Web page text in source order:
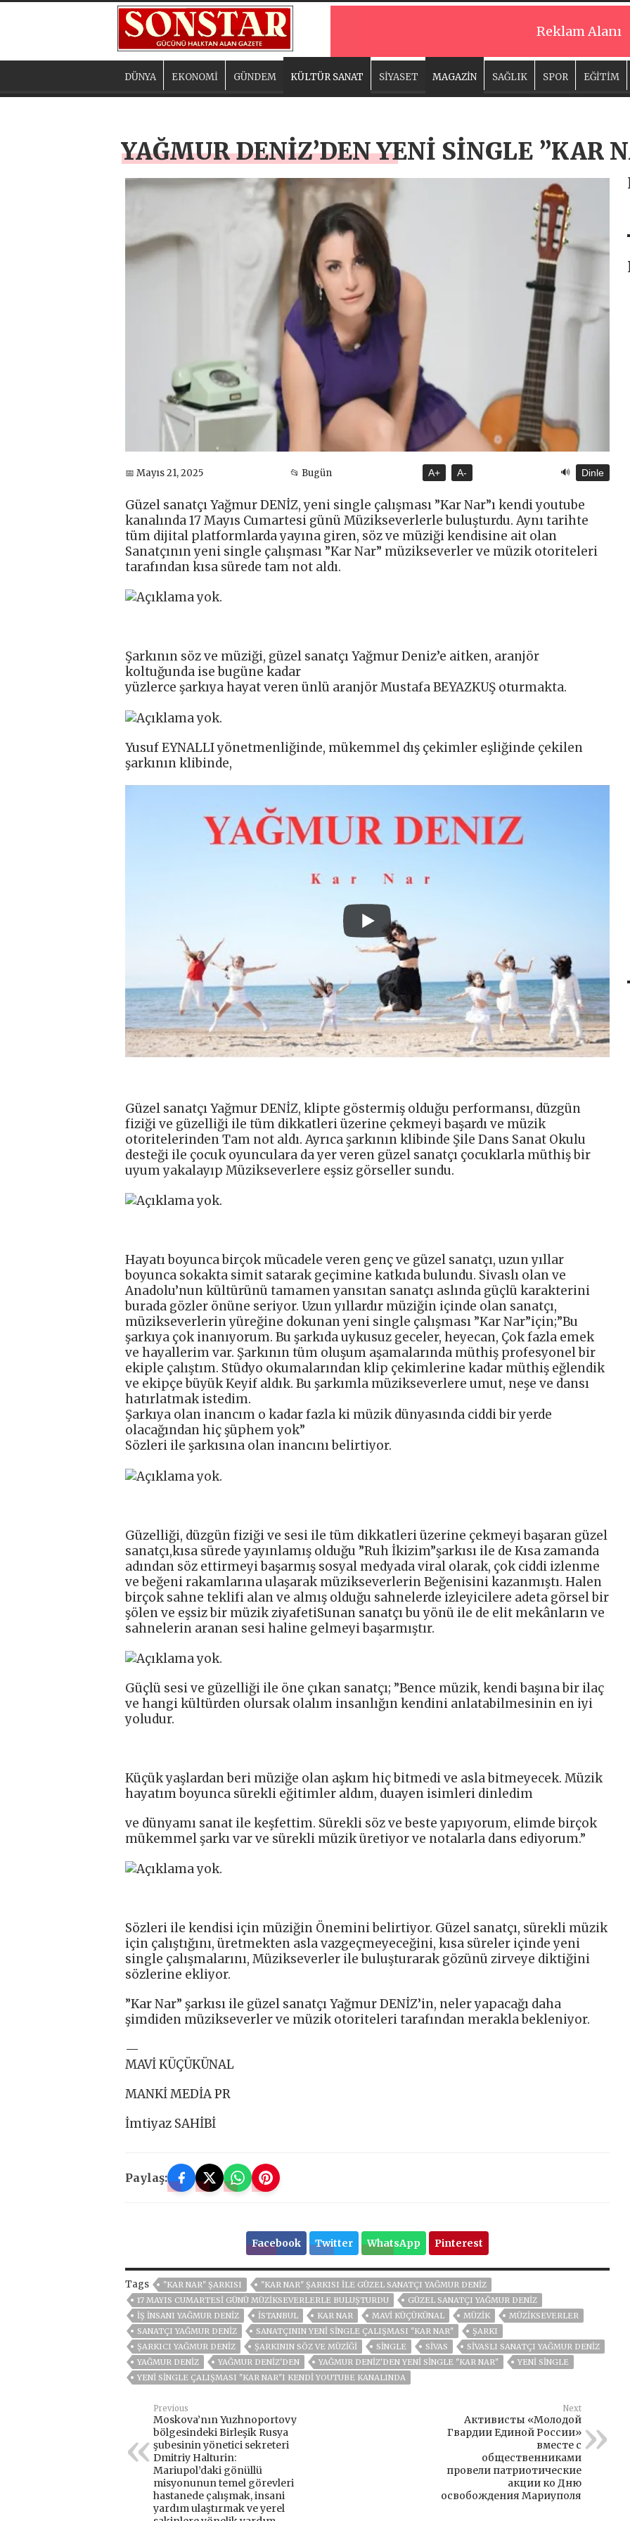
Reklam Alanı
DÜNYA EKONOMİ GÜNDEM KÜLTÜR SANAT SİYASET MAGAZİN SAĞLIK SPOR EĞİTİM
YAĞMUR DENİZ’DEN YENİ SİNGLE ”KAR
📅 Mayıs 21, 2025 📂 Bugün A+ A- 🔊 Dinle
Güzel sanatçı Yağmur DENİZ, yeni single çalışması ”Kar Nar”ı kendi youtube
kanalında 17 Mayıs Cumartesi günü Müzikseverlerle buluşturdu. Aynı tarihte
tüm dijital platformlarda yayına giren, söz ve müziği kendisine ait olan
Sanatçının yeni single çalışması ”Kar Nar” müzikseverler ve müzik otoriteleri
tarafından kısa sürede tam not aldı.
Şarkının söz ve müziği, güzel sanatçı Yağmur Deniz’e aitken, aranjör
koltuğunda ise bugüne kadar
yüzlerce şarkıya hayat veren ünlü aranjör Mustafa BEYAZKUŞ oturmakta.
Yusuf EYNALLI yönetmenliğinde, mükemmel dış çekimler eşliğinde çekilen
şarkının klibinde,
Güzel sanatçı Yağmur DENİZ, klipte göstermiş olduğu performansı, düzgün
fiziği ve güzelliği ile tüm dikkatleri üzerine çekmeyi başardı ve müzik
otoritelerinden Tam not aldı. Ayrıca şarkının klibinde Şile Dans Sanat Okulu
desteği ile çocuk oyunculara da yer veren güzel sanatçı çocuklarla müthiş bir
uyum yakalayıp Müzikseverlere eşsiz görseller sundu.
Hayatı boyunca birçok mücadele veren genç ve güzel sanatçı, uzun yıllar
boyunca sokakta simit satarak geçimine katkıda bulundu. Sivaslı olan ve
Anadolu’nun kültürünü tamamen yansıtan sanatçı aslında güçlü karakterini
burada gözler önüne seriyor. Uzun yıllardır müziğin içinde olan sanatçı,
müzikseverlerin yüreğine dokunan yeni single çalışması ”Kar Nar”için;”Bu
şarkıya çok inanıyorum. Bu şarkıda uykusuz geceler, heyecan, Çok fazla emek
ve hayallerim var. Şarkının tüm oluşum aşamalarında müthiş profesyonel bir
ekiple çalıştım. Stüdyo okumalarından klip çekimlerine kadar müthiş eğlendik
ve ekipçe büyük Keyif aldık. Bu şarkımla müzikseverlere umut, neşe ve dansı
hatırlatmak istedim.
Şarkıya olan inancım o kadar fazla ki müzik dünyasında ciddi bir yerde
olacağından hiç şüphem yok”
Sözleri ile şarkısına olan inancını belirtiyor.
Güzelliği, düzgün fiziği ve sesi ile tüm dikkatleri üzerine çekmeyi başaran güzel
sanatçı,kısa sürede yayınlamış olduğu ”Ruh İkizim”şarkısı ile de Kısa zamanda
adından söz ettirmeyi başarmış sosyal medyada viral olarak, çok ciddi izlenme
ve beğeni rakamlarına ulaşarak müzikseverlerin Beğenisini kazanmıştı. Halen
birçok sahne teklifi alan ve almış olduğu sahnelerde izleyicilere adeta görsel bir
şölen ve eşsiz bir müzik ziyafetiSunan sanatçı bu yönü ile de elit mekânların ve
sahnelerin aranan sesi haline gelmeyi başarmıştır.
Güçlü sesi ve güzelliği ile öne çıkan sanatçı; ”Bence müzik, kendi başına bir ilaç
ve hangi kültürden olursak olalım insanlığın kendini anlatabilmesinin en iyi
yoludur.
Küçük yaşlardan beri müziğe olan aşkım hiç bitmedi ve asla bitmeyecek. Müzik
hayatım boyunca sürekli eğitimler aldım, duayen isimleri dinledim
ve dünyamı sanat ile keşfettim. Sürekli söz ve beste yapıyorum, elimde birçok
mükemmel şarkı var ve sürekli müzik üretiyor ve notalarla dans ediyorum.”
Sözleri ile kendisi için müziğin Önemini belirtiyor. Güzel sanatçı, sürekli müzik
için çalıştığını, üretmekten asla vazgeçmeyeceğini, kısa süreler içinde yeni
single çalışmalarını, Müzikseverler ile buluşturarak gözünü zirveye diktiğini
sözlerine ekliyor.
”Kar Nar” şarkısı ile güzel sanatçı Yağmur DENİZ’in, neler yapacağı daha
şimdiden müzikseverler ve müzik otoriteleri tarafından merakla bekleniyor.
—
MAVİ KÜÇÜKÜNAL
MANKİ MEDİA PR
İmtiyaz SAHİBİ
Paylaş:
Facebook Twitter WhatsApp Pinterest
Tags ''KAR NAR'' ŞARKISI
''KAR NAR'' ŞARKISI ILE GÜZEL SANATÇI YAĞMUR DENİZ
17 MAYIS CUMARTESI GÜNÜ MÜZIKSEVERLERLE BULUŞTURDU
GÜZEL SANATÇI YAĞMUR DENİZ
IŞ INSANI YAĞMUR DENİZ
ISTANBUL KAR NAR MAVİ KÜÇÜKÜNAL MÜZIK
MÜZIKSEVERLER
SANATÇI YAĞMUR DENİZ
SANATÇININ YENI SINGLE ÇALIŞMASI ''KAR NAR''
ŞARKI
ŞARKICI YAĞMUR DENİZ
ŞARKININ SÖZ VE MÜZIĞI SİNGLE SIVAS
SIVASLI SANATÇI YAĞMUR DENİZ
YAĞMUR DENİZ
YAĞMUR DENİZ'DEN YAĞMUR DENİZ'DEN YENİ SİNGLE ''KAR NAR''
YENİ SİNGLE
YENI SINGLE ÇALIŞMASI ''KAR NAR''I KENDI YOUTUBE KANALINDA
Previous
Moskova’nın Yuzhnoportovy
bölgesindeki Birleşik Rusya
şubesinin yönetici sekreteri
Dmitriy Halturin:
Mariupol’daki gönüllü
misyonunun temel görevleri
hastanede çalışmak, insani
yardım ulaştırmak ve yerel
Next
Активисты «Молодой
Гвардии Единой России»
вместе с
общественниками
провели патриотические
акции ко Дню
освобождения Мариуполя